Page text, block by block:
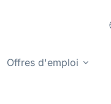
Offres d'emploi